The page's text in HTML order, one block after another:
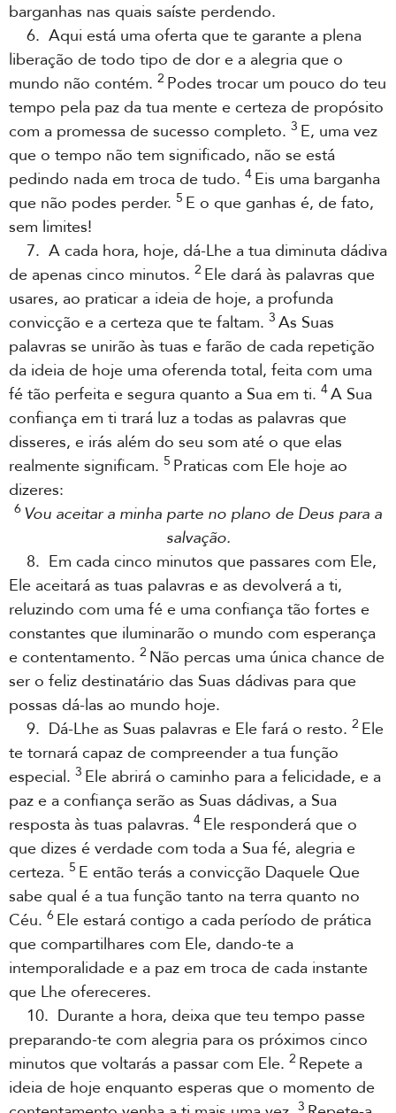
barganhas nas quais saíste perdendo.
6. Aqui está uma oferta que te garante a plena
liberação de todo tipo de dor e a alegria que o
mundo não contém. 2 Podes trocar um pouco do teu
tempo pela paz da tua mente e certeza de propósito
com a promessa de sucesso completo. 3 E, uma vez
que o tempo não tem significado, não se está
pedindo nada em troca de tudo. 4 Eis uma barganha
que não podes perder. 5 E o que ganhas é, de fato,
sem limites!
7. A cada hora, hoje, dá-Lhe a tua diminuta dádiva
de apenas cinco minutos. 2 Ele dará às palavras que
usares, ao praticar a ideia de hoje, a profunda
convicção e a certeza que te faltam. 3 As Suas
palavras se unirão às tuas e farão de cada repetição
da ideia de hoje uma oferenda total, feita com uma
fé tão perfeita e segura quanto a Sua em ti. 4A Sua
confiança em ti trará luz a todas as palavras que
disseres, e irás além do seu som até o que elas
realmente significam. 5 Praticas com Ele hoje ao
dizeres:
6 Vou aceitar a minha parte no plano de Deus para a
salvação.
8. Em cada cinco minutos que passares com Ele,
Ele aceitará as tuas palavras e as devolverá a ti,
reluzindo com uma fé e uma confiança tão fortes e
constantes que iluminarão o mundo com esperança
e contentamento. 2 Não percas uma única chance de
ser o feliz destinatário das Suas dádivas para que
possas dá-las ao mundo hoje.
9. Dá-Lhe as Suas palavras e Ele fará o resto. 2 Ele
te tornará capaz de compreender a tua função
especial. 3 Ele abrirá o caminho para a felicidade, e a
paz e a confiança serão as Suas dádivas, a Sua
resposta às tuas palavras. 4 Ele responderá que o
que dizes é verdade com toda a Sua fé, alegria e
certeza. 5 E então terás a convicção Daquele Que
sabe qual é a tua função tanto na terra quanto no
Céu. 6 Ele estará contigo a cada período de prática
que compartilhares com Ele, dando-te a
intemporalidade e a paz em troca de cada instante
que Lhe ofereceres.
10. Durante a hora, deixa que teu tempo passe
preparando-te com alegria para os próximos cinco
minutos que voltarás a passar com Ele. 2 Repete a
ideia de hoje enquanto esperas que o momento de
3